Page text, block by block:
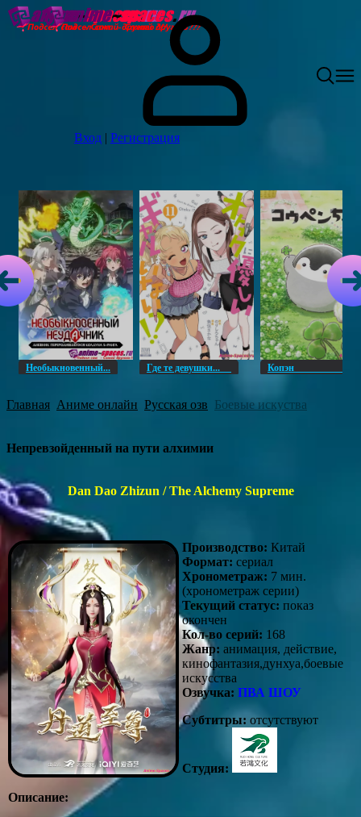
Вход | Регистрация
Необыкновенный... Где те девушки... Копэн
Главная Аниме онлайн Русская озв Боевые искуства
Непревзойденный на пути алхимии
Dan Dao Zhizun / The Alchemy Supreme
Производство: Китай
Формат: сериал
Хронометраж: 7 мин.
(хронометраж серии)
Текущий статус: показ
окончен
Кол-во серий: 168
Жанр: анимация, действие,
кинофантазия,дунхуа,боевые
искусства
Озвучка: ПВА ШОУ
Субтитры: отсутствуют
Студия:
Описание: